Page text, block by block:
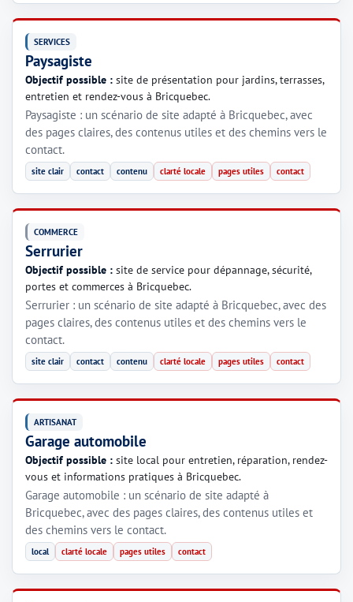
SERVICES
Paysagiste
Objectif possible : site de présentation pour jardins, terrasses,
entretien et rendez-vous à Bricquebec.
Paysagiste : un scénario de site adapté à Bricquebec, avec
des pages claires, des contenus utiles et des chemins vers le
contact.
site clair contact contenu clarté locale pages utiles contact
COMMERCE
Serrurier
Objectif possible : site de service pour dépannage, sécurité,
portes et commerces à Bricquebec.
Serrurier : un scénario de site adapté à Bricquebec, avec des
pages claires, des contenus utiles et des chemins vers le
contact.
site clair contact contenu clarté locale pages utiles contact
ARTISANAT
Garage automobile
Objectif possible : site local pour entretien, réparation, rendez-
vous et informations pratiques à Bricquebec.
Garage automobile : un scénario de site adapté à
Bricquebec, avec des pages claires, des contenus utiles et
des chemins vers le contact.
local clarté locale pages utiles contact